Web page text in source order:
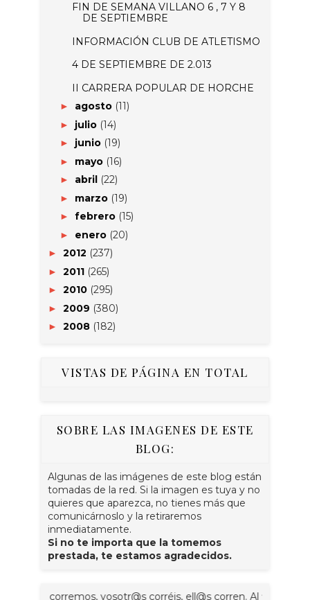
FIN DE SEMANA VILLANO 6 , 7 Y 8
DE SEPTIEMBRE
INFORMACIÓN CLUB DE ATLETISMO
4 DE SEPTIEMBRE DE 2.013
II CARRERA POPULAR DE HORCHE
► agosto (11)
► julio (14)
► junio (19)
► mayo (16)
► abril (22)
► marzo (19)
► febrero (15)
► enero (20)
► 2012 (237)
► 2011 (265)
► 2010 (295)
► 2009 (380)
► 2008 (182)
VISTAS DE PÁGINA EN TOTAL
SOBRE LAS IMAGENES DE ESTE
BLOG:
Algunas de las imágenes de este blog están
tomadas de la red. Si la imagen es tuya y no
quieres que aparezca, no tienes más que
comunicárnoslo y la retiraremos
inmediatamente.
Si no te importa que la tomemos
prestada, te estamos agradecidos.
corremos, vosotr@s corréis, ell@s corren. Al final se trata